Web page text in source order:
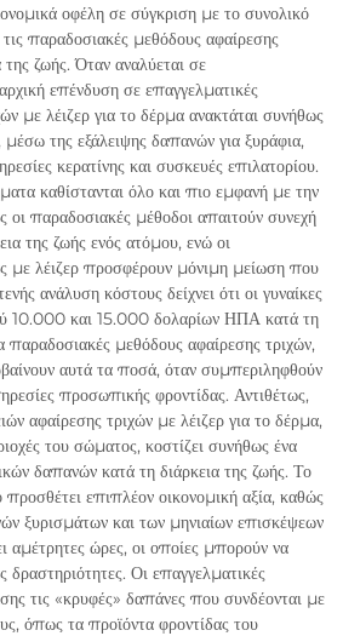
οφέλη σε σύγκριση με το συνολικό
παραδοσιακές μεθόδους αφαίρεσης
της ζωής. Όταν αναλύεται σε
επένδυση σε επαγγελματικές
με λέιζερ για το δέρμα ανακτάται συνήθως
της εξάλειψης δαπανών για ξυράφια,
κερατίνης και συσκευές επιλατορίου.
καθίστανται όλο και πιο εμφανή με την
παραδοσιακές μέθοδοι απαιτούν συνεχή
της ζωής ενός ατόμου, ενώ οι
με λέιζερ προσφέρουν μόνιμη μείωση που
ανάλυση κόστους δείχνει ότι οι γυναίκες
10.000 και 15.000 δολαρίων ΗΠΑ κατά τη
παραδοσιακές μεθόδους αφαίρεσης τριχών,
αυτά τα ποσά, όταν συμπεριληφθούν
προσωπικής φροντίδας. Αντιθέτως,
αφαίρεσης τριχών με λέιζερ για το δέρμα,
του σώματος, κοστίζει συνήθως ένα
δαπανών κατά τη διάρκεια της ζωής. Το
επιπλέον οικονομική αξία, καθώς
ξυρισμάτων και των μηνιαίων επισκέψεων
αμέτρητες ώρες, οι οποίες μπορούν να
δραστηριότητες. Οι επαγγελματικές
τις «κρυφές» δαπάνες που συνδέονται με
όπως τα προϊόντα φροντίδας του